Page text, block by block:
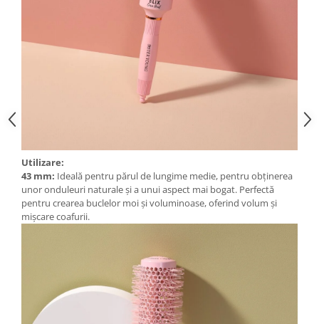
Cacao
Utilizare:
43 mm: Ideală pentru părul de lungime medie, pentru obținerea
unor onduleuri naturale și a unui aspect mai bogat. Perfectă
pentru crearea buclelor moi și voluminoase, oferind volum și
mișcare coafurii.